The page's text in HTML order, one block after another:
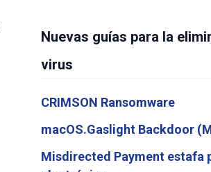
Nuevas guías para la
virus
CRIMSON Ransomware
macOS.Gaslight Backdoor
Misdirected Payment estafa